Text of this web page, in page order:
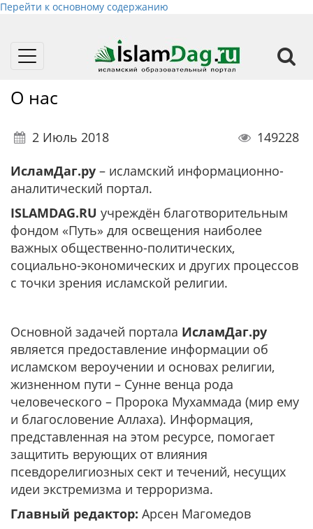
Перейти к основному содержанию
Toggle
О нас
2 Июль 2018
149228
ИсламДаг.ру – исламский информационно-
аналитический портал.
ISLAMDAG.RU учреждён благотворительным
фондом «Путь» для освещения наиболее
важных общественно-политических,
социально-экономических и других процессов
с точки зрения исламской религии.
Основной задачей портала ИсламДаг.ру
является предоставление информации об
исламском вероучении и основах религии,
жизненном пути – Сунне венца рода
человеческого – Пророка Мухаммада (мир ему
и благословение Аллаха). Информация,
представленная на этом ресурсе, помогает
защитить верующих от влияния
псевдорелигиозных сект и течений, несущих
идеи экстремизма и терроризма.
Главный редактор: Арсен Магомедов